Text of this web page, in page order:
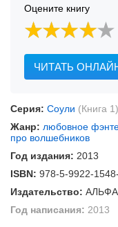
Оцените книгу
ЧИТАТЬ
Серия: Соули (Книга 1)
Жанр: любовное
про волшебников
Год издания: 2013
ISBN: 978-5-9922-
Издательство:
Год написания: 2013